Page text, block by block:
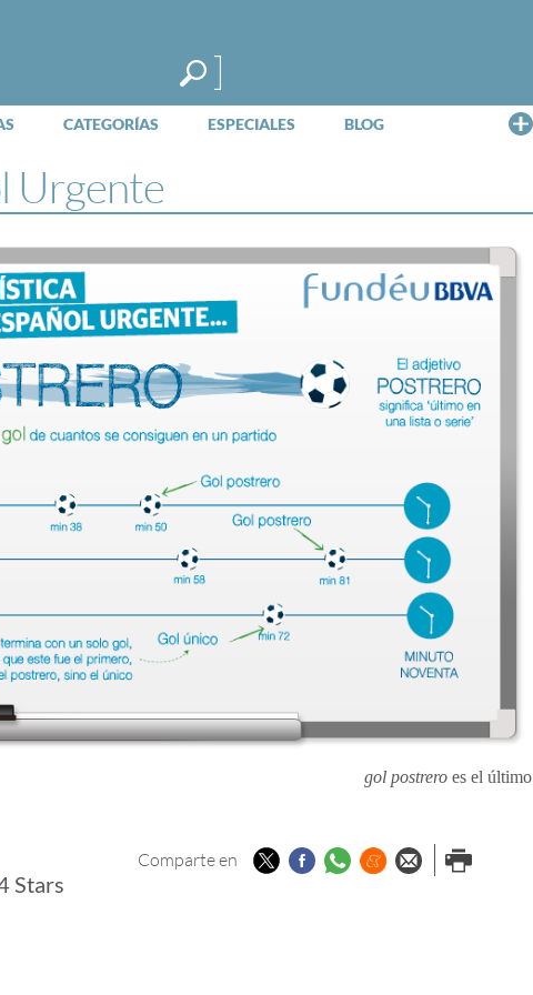
CATEGORÍAS ESPECIALES BLOG
Urgente
gol postrero es el último
Comparte en TwitterFacebook
Whatsapp
Menéame
Enviar porImprimir